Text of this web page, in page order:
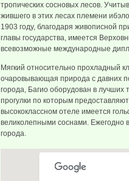
тропических сосновых лесов.
жившего в этих лесах племени
1903 году, благодаря живописной
главы государства, имеется
всевозможные международные
Мягкий относительно прохладный
очаровывающая природа с давних
города, Багио оборудован в лучших
прогулки по которым
высококлассном отеле имеется
великолепными соснами. Ежегодно
города.